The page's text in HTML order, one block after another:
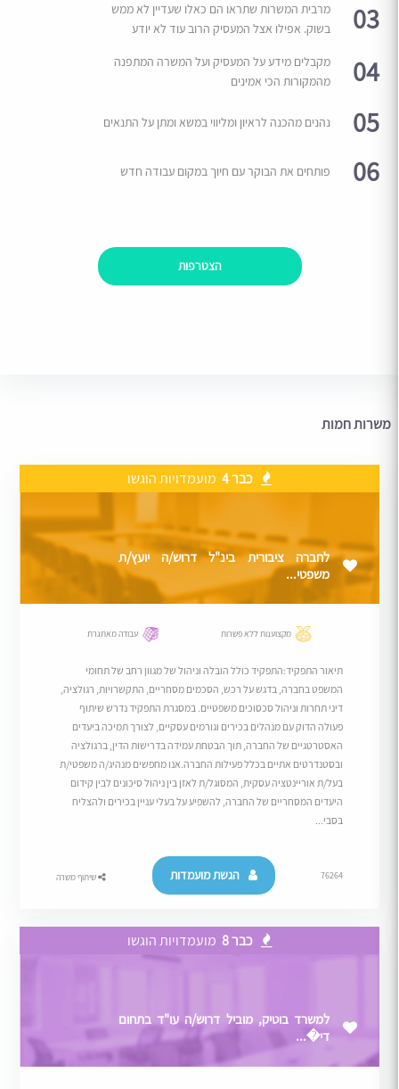
03
מרבית המשרות שתראו הם כאלו שעדיין לא ממש
בשוק. אפילו אצל המעסיק הרוב עוד לא יודע
04
מקבלים מידע על המעסיק ועל המשרה המתפנה
מהמקורות הכי אמינים
05 נהנים מהכנה לראיון ומליווי במשא ומתן על התנאים
06 פותחים את הבוקר עם חיוך במקום עבודה חדש
הצטרפות
משרות חמות
כבר 4 מועמדויות הוגשו
לחברה ציבורית בינ"ל דרוש/ה יועץ/ת
משפטי...
מקצוענות ללא פשרות עבודה מאתגרת
תיאור התפקיד:התפקיד כולל הובלה וניהול של מגוון רחב של תחומי
המשפט בחברה, בדגש על רכש, הסכמים מסחריים, התקשרויות, רגולציה,
דיני תחרות וניהול סכסוכים משפטיים. במסגרת התפקיד נדרש שיתוף
פעולה הדוק עם מנהלים בכירים וגורמים עסקיים, לצורך תמיכה ביעדים
האסטרטגיים של החברה, תוך הבטחת עמידה בדרישות הדין, ברגולציה
ובסטנדרטים אתיים בכלל פעילות החברה.אנו מחפשים מנהיג/ה משפטי/ת
בעל/ת אוריינטציה עסקית, המסוגל/ת לאזן בין ניהול סיכונים לבין קידום
היעדים המסחריים של החברה, להשפיע על בעלי עניין בכירים ולהצליח
בסבי...
76264 הגשת מועמדות שיתוף משרה
כבר 8 מועמדויות הוגשו
למשרד בוטיק, מוביל דרוש/ה עו"ד בתחום
די�...